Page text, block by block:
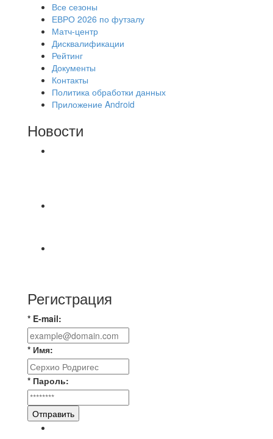
Все сезоны
ЕВРО 2026 по футзалу
Матч-центр
Дисквалификации
Рейтинг
Документы
Контакты
Политика обработки данных
Приложение Android
Новости
Регистрация
* E-mail:
* Имя:
* Пароль:
Отправить